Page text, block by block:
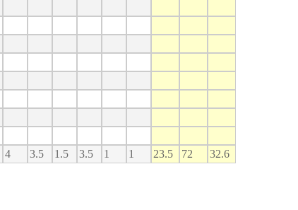
4 3.5 1.5 3.5 1 1 23.5 72 32.6